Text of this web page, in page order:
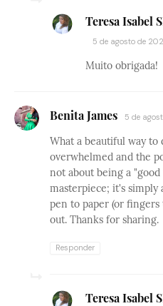
Teresa Isabel
5 de agosto de
Muito obrigada!
Benita James 5 de
What a beautiful way
overwhelmed and the
not about being a
masterpiece; it's simply
pen to paper (or fingers
out. Thanks for sharing.
Responder
Teresa Isabel